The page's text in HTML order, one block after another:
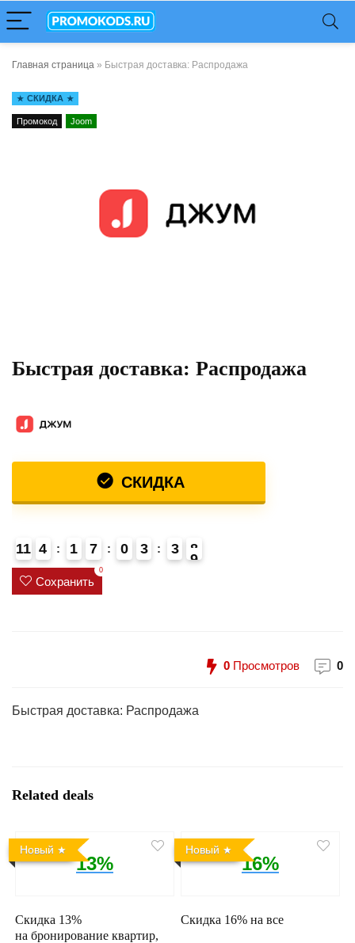
Главная страница » Быстрая доставка: Распродажа
СКИДКА
Промокод Joom
Быстрая доставка: Распродажа
СКИДКА
11 4 1 7 0 3 3
8
Сохранить
0
0 Просмотров 0
Быстрая доставка: Распродажа
Related deals
Новый
13%
Скидка 13%
на бронирование квартир,
Новый
16%
Скидка 16% на все